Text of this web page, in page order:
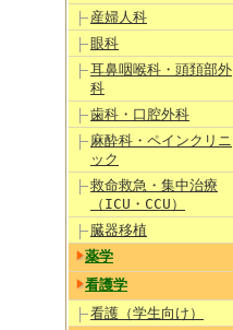
産婦人科
眼科
耳鼻咽喉科・頭頚部外
科
歯科・口腔外科
麻酔科・ペインクリニ
ック
救命救急・集中治療
（ICU・CCU）
臓器移植
薬学
看護学
看護（学生向け）